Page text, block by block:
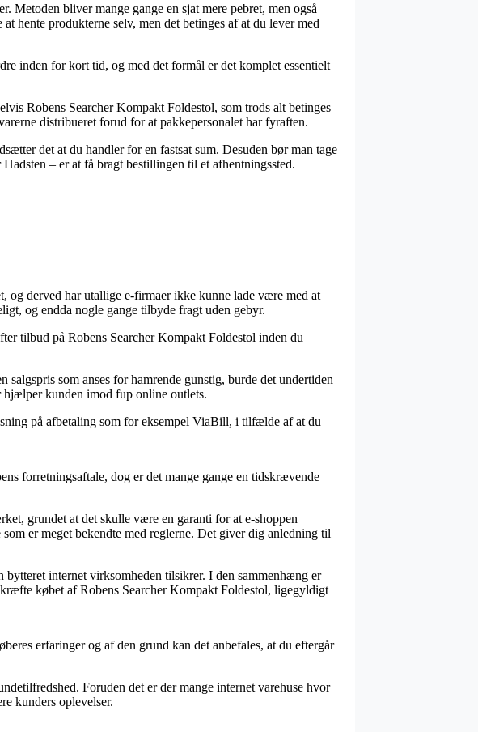
Metoden bliver mange gange en sjat mere pebret, men også
hente produkterne selv, men det betinges af at du lever med
inden for kort tid, og med det formål er det komplet essentielt
Robens Searcher Kompakt Foldestol, som trods alt betinges
distribueret forud for at pakkepersonalet har fyraften.
det at du handler for en fastsat sum. Desuden bør man tage
– er at få bragt bestillingen til et afhentningssted.
og derved har utallige e-firmaer ikke kunne lade være med at
og endda nogle gange tilbyde fragt uden gebyr.
tilbud på Robens Searcher Kompakt Foldestol inden du
som anses for hamrende gunstig, burde det undertiden
kunden imod fup online outlets.
på afbetaling som for eksempel ViaBill, i tilfælde af at du
forretningsaftale, dog er det mange gange en tidskrævende
grundet at det skulle være en garanti for at e-shoppen
er meget bekendte med reglerne. Det giver dig anledning til
internet virksomheden tilsikrer. I den sammenhæng er
købet af Robens Searcher Kompakt Foldestol, ligegyldigt
erfaringer og af den grund kan det anbefales, at du eftergår
Foruden det er der mange internet varehuse hvor
kunders oplevelser.